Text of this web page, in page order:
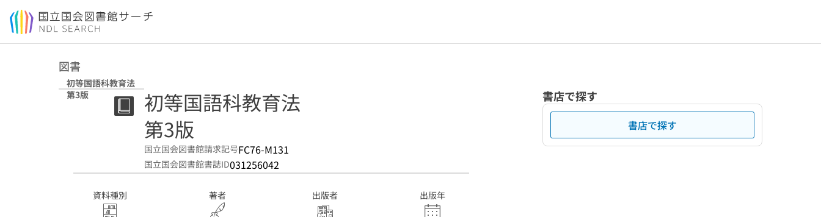
本文へ移動
図書
初等国語科教育法
第3版
初等国語科教育法
第3版
国立国会図書館請求記号FC76-M131
国立国会図書館書誌ID031256042
資料種別 著者 出版者 出版年
書店で探す
書店で探す